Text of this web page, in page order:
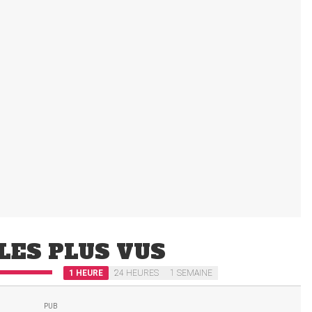
PLUS VUS
1 HEURE 24 HEURES 1 SEMAINE